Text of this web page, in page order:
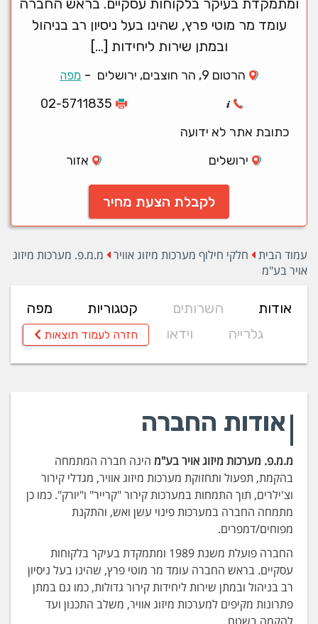
עומד מר מוטי פרץ, שהינו בעל ניסיון רב בניהול
ובמתן שירות ליחידות […]
הרטום 9, הר חוצבים, ירושלים - מפה
02-5711835
כתובת אתר לא ידועה
ירושלים
אזור
לקבלת הצעת מחיר
עמוד הבית חלקי חילוף מערכות מיזוג אוויר
מ.מ.פ. מערכות מיזוג
אויר בע"מ
אודות השרותים קטגוריות
מפה
גלרייה
וידאו חזרה לעמוד תוצאות
אודות החברה
מ.מ.פ. מערכות מיזוג אויר בע"מ הינה חברה המתמחה
בהקמת, תפעול ותחזוקת מערכות מיזוג אוויר, מגדלי קירור
וצ'ילרים, תוך התמחות במערכות קירור "קרייר" ו"יורק". כמו כן
מתמחה החברה במערכות פינוי עשן ואש, והתקנת
מפוחים/דמפרים.
החברה פועלת משנת 1989 ומתמקדת בעיקר בלקוחות
עסקיים. בראש החברה עומד מר מוטי פרץ, שהינו בעל ניסיון
רב בניהול ובמתן שירות ליחידות קירור גדולות, כמו גם במתן
פתרונות מקיפים למערכות מיזוג אוויר, משלב התכנון ועד
להקמה בשטח.